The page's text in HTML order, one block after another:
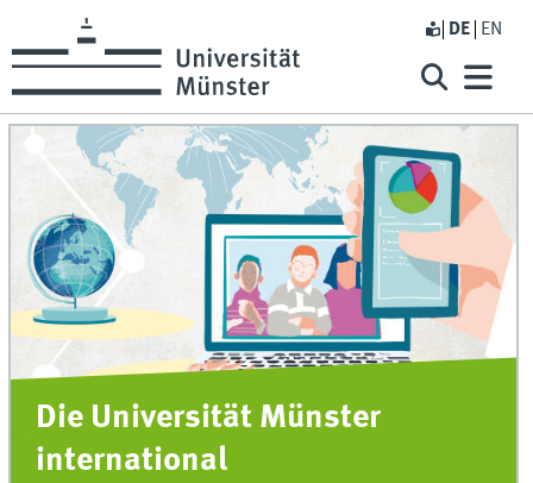
DE EN
Die Universität Münster
international